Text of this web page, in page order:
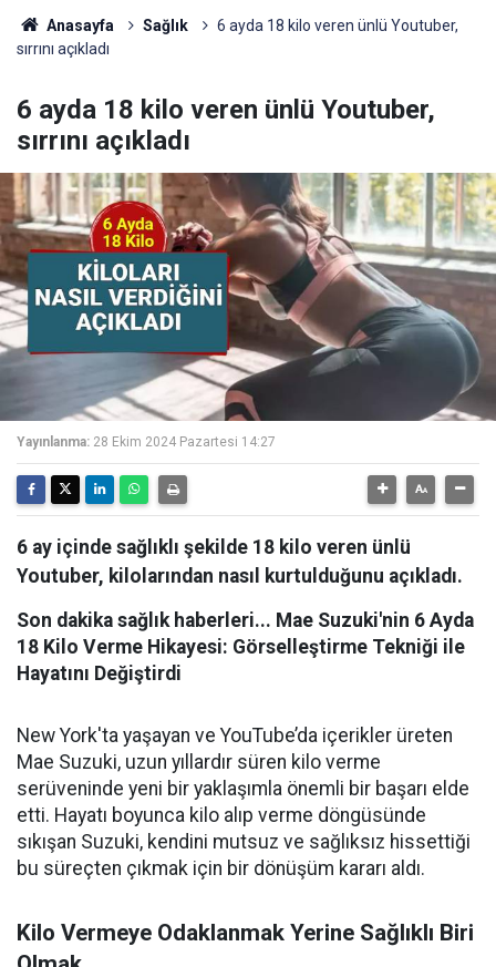
Anasayfa Sağlık
6 ayda 18 kilo veren ünlü Youtuber,
sırrını açıkladı
6 ayda 18 kilo veren ünlü Youtuber,
sırrını açıkladı
Yayınlanma: 28 Ekim 2024 Pazartesi 14:27
6 ay içinde sağlıklı şekilde 18 kilo veren ünlü
Youtuber, kilolarından nasıl kurtulduğunu açıkladı.
Son dakika sağlık haberleri... Mae Suzuki'nin 6 Ayda
18 Kilo Verme Hikayesi: Görselleştirme Tekniği ile
Hayatını Değiştirdi
New York'ta yaşayan ve YouTube’da içerikler üreten
Mae Suzuki, uzun yıllardır süren kilo verme
serüveninde yeni bir yaklaşımla önemli bir başarı elde
etti. Hayatı boyunca kilo alıp verme döngüsünde
sıkışan Suzuki, kendini mutsuz ve sağlıksız hissettiği
bu süreçten çıkmak için bir dönüşüm kararı aldı.
Kilo Vermeye Odaklanmak Yerine Sağlıklı Biri